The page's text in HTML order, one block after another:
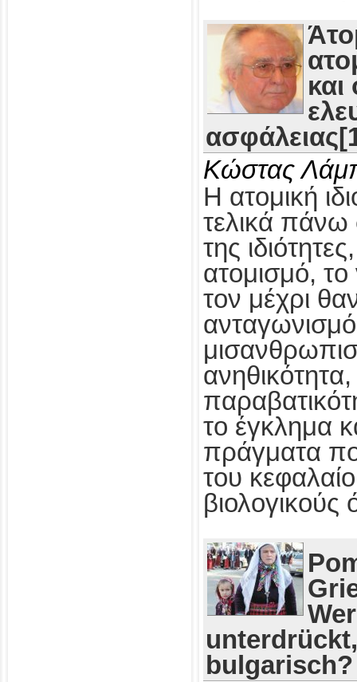
Κώστας
Η ατομική
τελικά πάνω
της
ατομισμό,
τον μέχρι
ανηθικότητα,
το έγκλημα
πράγματα
του
βιολογικούς
bulgarisch?